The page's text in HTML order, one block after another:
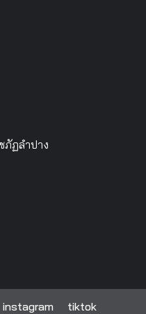
ภัฏลำปาง
instagram tiktok